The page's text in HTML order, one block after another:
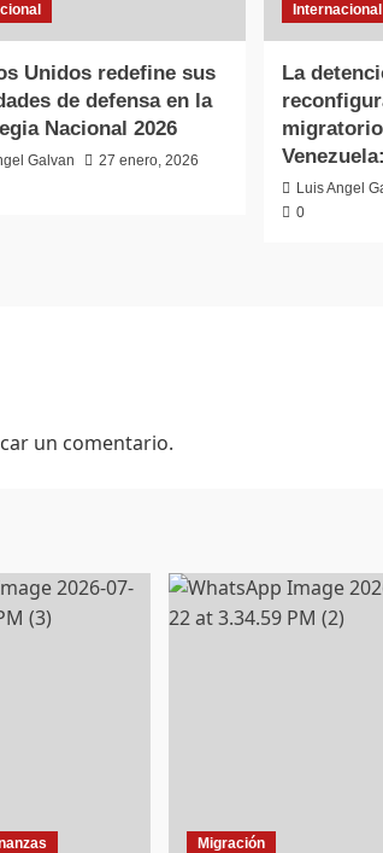
Unidos redefine sus
de defensa en la
Nacional 2026
Galvan
27 enero, 2026
Internacional
La
Luis Angel
0
un comentario.
Migración